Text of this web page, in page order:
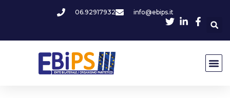
06.92917932 info@ebips.it